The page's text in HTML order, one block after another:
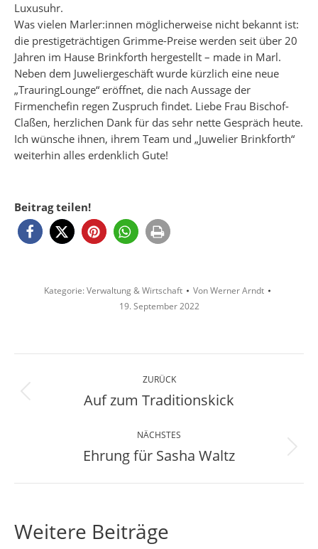
Luxusuhr.
Was vielen Marler:innen möglicherweise nicht bekannt ist:
die prestigeträchtigen Grimme-Preise werden seit über 20
Jahren im Hause Brinkforth hergestellt – made in Marl.
Neben dem Juweliergeschäft wurde kürzlich eine neue
„TrauringLounge“ eröffnet, die nach Aussage der
Firmenchefin regen Zuspruch findet. Liebe Frau Bischof-
Claßen, herzlichen Dank für das sehr nette Gespräch heute.
Ich wünsche ihnen, ihrem Team und „Juwelier Brinkforth“
weiterhin alles erdenklich Gute!
Beitrag teilen!
Kategorie:Verwaltung & Wirtschaft VonWerner Arndt
19. September 2022
Kommentarnavigation
ZURÜCK
Vorheriger
Auf zum Traditionskick
NÄCHSTES
Nächster
Ehrung für Sasha Waltz
Weitere Beiträge